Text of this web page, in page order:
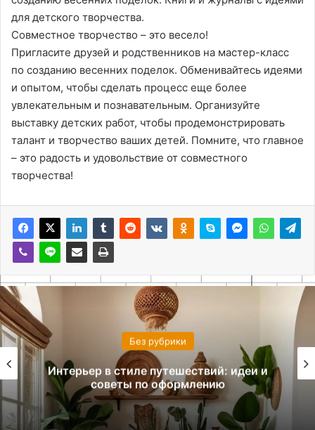
для детского творчества.
Совместное творчество – это весело!
Пригласите друзей и родственников на мастер-класс
по созданию весенних поделок. Обменивайтесь идеями
и опытом, чтобы сделать процесс еще более
увлекательным и познавательным. Организуйте
выставку детских работ, чтобы продемонстрировать
талант и творчество ваших детей. Помните, что главное
– это радость и удовольствие от совместного
творчества!
Без рубрики
Комната на двоих: как организовать
комфортное пространство